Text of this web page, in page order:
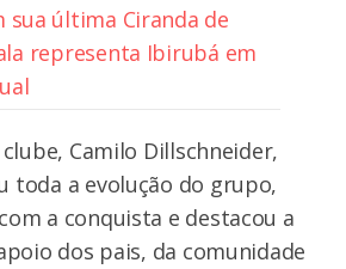
sua última Ciranda de
representa Ibirubá em
Camilo Dillschneider,
toda a evolução do grupo,
a conquista e destacou a
dos pais, da comunidade